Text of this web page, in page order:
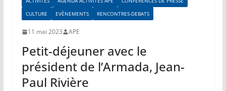
CULTURE
EVÈNEMENTS RENCONTRES-DEBATS
11 mai 2023 APE
Petit-déjeuner avec le
président de l’Armada, Jean-
Paul Rivière